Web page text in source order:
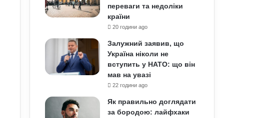
переваги та недоліки
країни
20 години ago
Залужний заявив, що
Україна ніколи не
вступить у НАТО: що він
мав на увазі
22 години ago
Як правильно доглядати
за бородою: лайфхаки